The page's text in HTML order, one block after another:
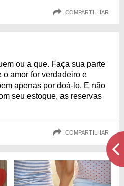
COMPARTILHAR
ou a que. Faça sua parte
amor for verdadeiro e
apenas por doá-lo. E não
seu estoque, as reservas
COMPARTILHAR